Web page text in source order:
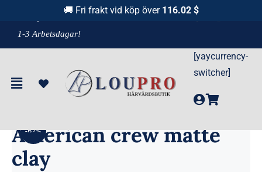
innehållet
& Leverans
1-3 Arbetsdagar!
[yaycurrency-
switcher]
-62%
American crew matte
clay
🚚 Fri frakt vid köp över 116.02 $